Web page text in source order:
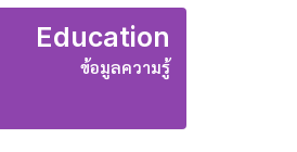
Education
ข้อมูลความรู้